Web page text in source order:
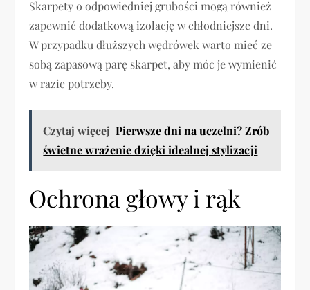
Skarpety o odpowiedniej grubości mogą również
zapewnić dodatkową izolację w chłodniejsze dni.
W przypadku dłuższych wędrówek warto mieć ze
sobą zapasową parę skarpet, aby móc je wymienić
w razie potrzeby.
Czytaj więcej Pierwsze dni na uczelni? Zrób
świetne wrażenie dzięki idealnej stylizacji
Ochrona głowy i rąk